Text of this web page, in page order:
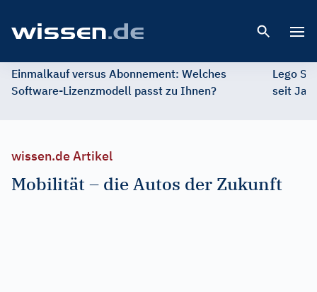
Einmalkauf versus Abonnement: Welches
Software-Lizenzmodell passt zu Ihnen?
Lego
seit
wissen.de Artikel
Mobilität – die Autos der Zukunft